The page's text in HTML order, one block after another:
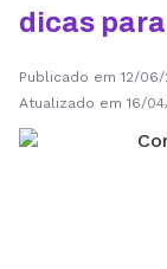
dicas
Publicado em 12/06/
Atualizado em 16/